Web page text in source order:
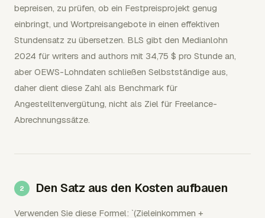
bepreisen, zu prüfen, ob ein Festpreisprojekt genug
einbringt, und Wortpreisangebote in einen effektiven
Stundensatz zu übersetzen. BLS gibt den Medianlohn
2024 für writers and authors mit 34,75 $ pro Stunde an,
aber OEWS-Lohndaten schließen Selbstständige aus,
daher dient diese Zahl als Benchmark für
Angestelltenvergütung, nicht als Ziel für Freelance-
Abrechnungssätze.
Den Satz aus den Kosten aufbauen
Verwenden Sie diese Formel: `(Zieleinkommen +